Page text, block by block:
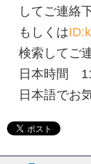
してご連絡
もしくは
検索してご
日本時間
日本語でお